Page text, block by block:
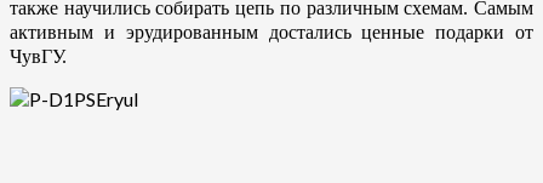
также научились собирать цепь по различным схемам. Самым
активным и эрудированным достались ценные подарки от
ЧувГУ.